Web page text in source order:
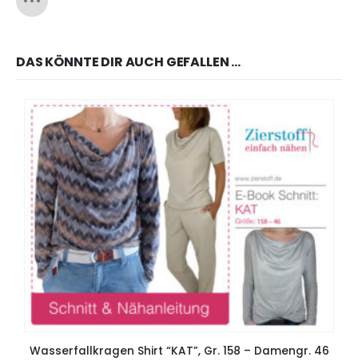
DAS KÖNNTE DIR AUCH GEFALLEN …
Wasserfallkragen Shirt “KAT”, Gr. 158 – Damengr. 46